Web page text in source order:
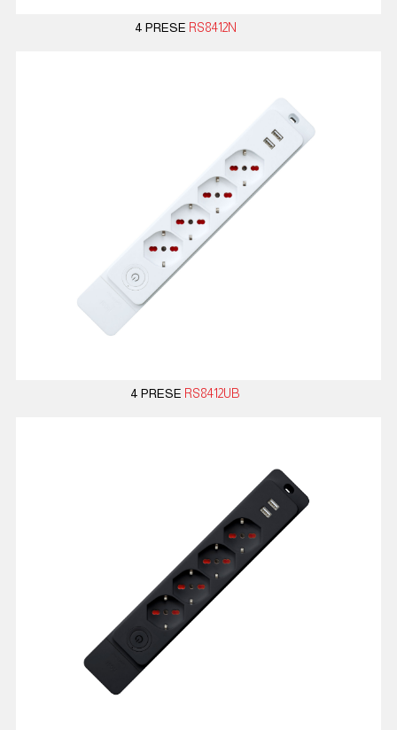
4 PRESE RS8412N
4 PRESE RS8412UB